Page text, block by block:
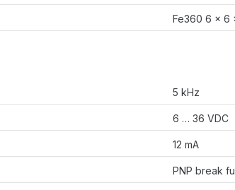
Fe360 6 x 6
5 kHz
6 … 36 VDC
12 mA
PNP break